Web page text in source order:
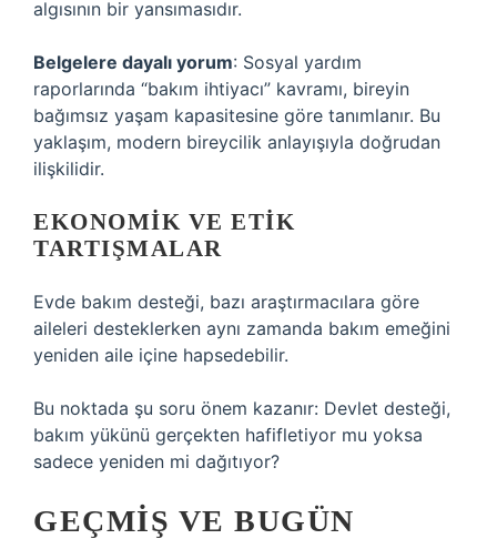
algısının bir yansımasıdır.
Belgelere dayalı yorum: Sosyal yardım
raporlarında “bakım ihtiyacı” kavramı, bireyin
bağımsız yaşam kapasitesine göre tanımlanır. Bu
yaklaşım, modern bireycilik anlayışıyla doğrudan
ilişkilidir.
EKONOMIK VE ETIK
TARTIŞMALAR
Evde bakım desteği, bazı araştırmacılara göre
aileleri desteklerken aynı zamanda bakım emeğini
yeniden aile içine hapsedebilir.
Bu noktada şu soru önem kazanır: Devlet desteği,
bakım yükünü gerçekten hafifletiyor mu yoksa
sadece yeniden mi dağıtıyor?
GEÇMIŞ VE BUGÜN